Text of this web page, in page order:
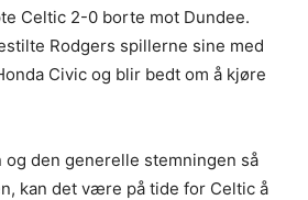
Celtic 2-0 borte mot Dundee.
Rodgers spillerne sine med
Civic og blir bedt om å kjøre
og den generelle stemningen så
kan det være på tide for Celtic å